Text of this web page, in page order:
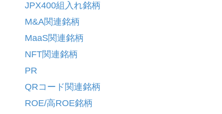
JPX400組入れ銘柄
M&A関連銘柄
MaaS関連銘柄
NFT関連銘柄
PR
QRコード関連銘柄
ROE/高ROE銘柄